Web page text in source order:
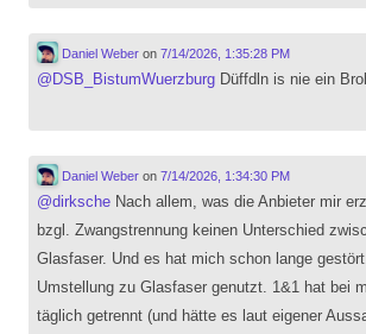
Daniel Weberon 7/14/2026, 1:35:28 PM
@ DSB_BistumWuerzburg Düffdln is nie ein
Daniel Weberon 7/14/2026, 1:34:30 PM
@dirksche Nach allem, was die Anbieter mir
bzgl. Zwangstrennung keinen Unterschied
Glasfaser. Und es hat mich schon lange
Umstellung zu Glasfaser genutzt. 1&1 hat bei
täglich getrennt (und hätte es laut eigener